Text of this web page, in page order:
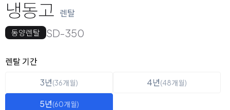
냉동고 렌탈
동양렌탈 SD-350
옵션 선택
렌탈 선택
렌탈 기간
3년(36개월) 4년(48개월)
5년(60개월)